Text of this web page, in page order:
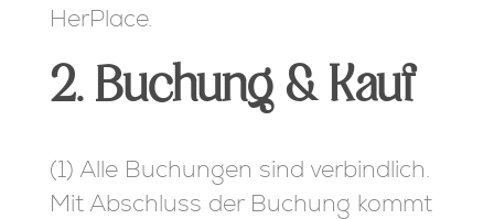
HerPlace.
2. Buchung & Kauf
(1) Alle Buchungen sind verbindlich.
Mit Abschluss der Buchung kommt